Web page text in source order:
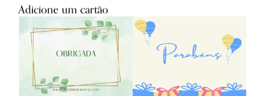
Adicione um cartão